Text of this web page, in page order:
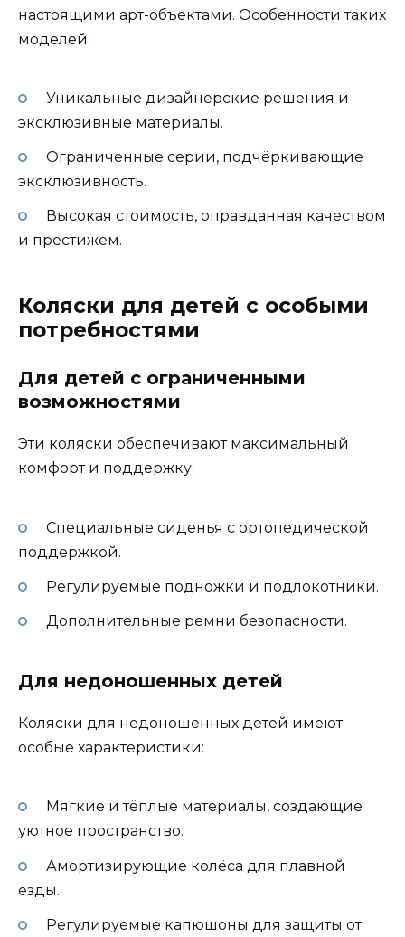
настоящими арт-объектами. Особенности таких
моделей:
Уникальные дизайнерские решения и
эксклюзивные материалы.
Ограниченные серии, подчёркивающие
эксклюзивность.
Высокая стоимость, оправданная качеством
и престижем.
Коляски для детей с особыми
потребностями
Для детей с ограниченными
возможностями
Эти коляски обеспечивают максимальный
комфорт и поддержку:
Специальные сиденья с ортопедической
поддержкой.
Регулируемые подножки и подлокотники.
Дополнительные ремни безопасности.
Для недоношенных детей
Коляски для недоношенных детей имеют
особые характеристики:
Мягкие и тёплые материалы, создающие
уютное пространство.
Амортизирующие колёса для плавной
езды.
Регулируемые капюшоны для защиты от